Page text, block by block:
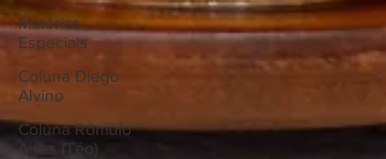
Matérias
Especiais
Coluna Diego
Alvino
Coluna Rômulo
Aires (Téo)